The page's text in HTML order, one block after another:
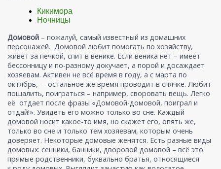
Кикимора
Ночницы
Домовой – пожалуй, самый известный из домашних
персонажей. Домовой любит помогать по хозяйству,
живёт за печкой, спит в венике. Если веника нет – имеет
бессонницу и по-разному докучает, а порой и досаждает
хозяевам. Активен не всё время в году, а с марта по
октябрь, – остальное же время проводит в спячке. Любит
пошалить, поиграться – например, своровать вещь. Легко
её отдает после фразы «Домовой-домовой, поиграл и
отдай!». Увидеть его можно только во сне. Каждый
домовой носит какое-то имя, но скажет его, опять же,
только во сне и только тем хозяевам, которым очень
доверяет. Некоторые домовые женятся. Есть разные виды
домовых: сенники, банники, дворовой домовой – всё это
прямые родственники, буквально братья, относящиеся